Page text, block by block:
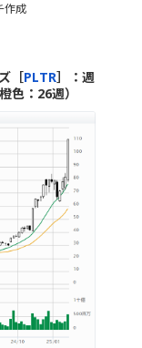
作成
［PLTR］：週
色：26週）